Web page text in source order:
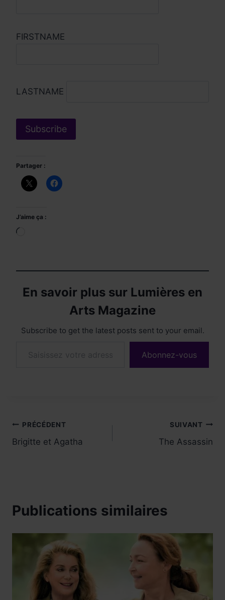
FIRSTNAME
LASTNAME
Partager :
J’aime ça :
En savoir plus sur Lumières en
Arts Magazine
Subscribe to get the latest posts sent to your email.
Abonnez-vous
Navigation
de
PRÉCÉDENT
Brigitte et Agatha
SUIVANT
The Assassin
Publications similaires